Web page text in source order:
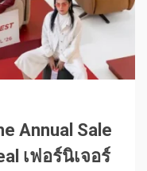
Annual Sale
เฟอร์นิเจอร์